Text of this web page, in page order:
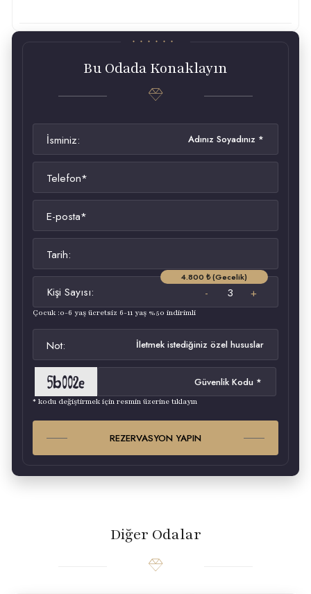
Bu Odada Konaklayın
İsminiz:
Telefon*
E-posta*
Tarih:
4.800 ₺ (Gecelik)
Kişi Sayısı:
Çocuk :0-6 yaş ücretsiz 6-11 yaş %50 indirimli
Not:
* kodu değiştirmek için resmin üzerine tıklayın
REZERVASYON YAPIN
Diğer Odalar